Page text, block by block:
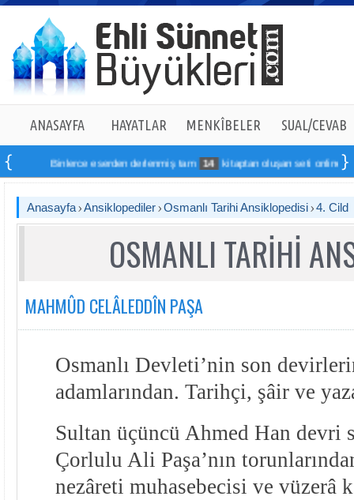
ANASAYFA HAYATLAR MENKÎBELER SUAL/CEVAB
Binlerce eserden derlenmiş tam 14 kitaptan oluşan seti online sipariş
Anasayfa Ansiklopediler Osmanlı Tarihi Ansiklopedisi 4. Cild
OSMANLI TARİHİ
MAHMÛD CELÂLEDDÎN PAŞA
Osmanlı Devleti’nin son
adamlarından. Tarihçi, şâir ve
Sultan üçüncü Ahmed Han devri
Çorlulu Ali Paşa’nın
nezâreti muhasebecisi ve vüzerâ